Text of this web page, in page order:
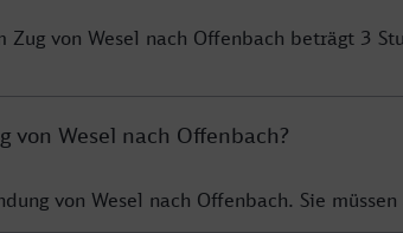
von Wesel nach Offenbach beträgt 3
von Wesel nach Offenbach?
von Wesel nach Offenbach. Sie